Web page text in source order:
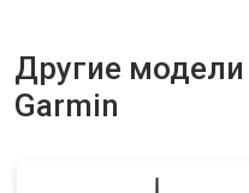
Другие
Garmin